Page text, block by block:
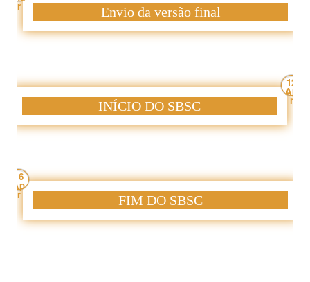
r Envio da versão final
12
Ap
r
INÍCIO DO SBSC
16
Ap
r FIM DO SBSC